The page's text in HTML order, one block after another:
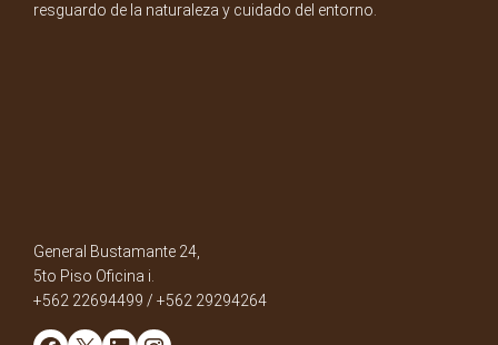
resguardo de la naturaleza y cuidado del entorno.
General Bustamante 24,
5to Piso Oficina i.
+562 22694499 / +562 29294264